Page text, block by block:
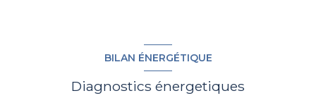
BILAN ÉNERGÉTIQUE
Diagnostics énergetiques